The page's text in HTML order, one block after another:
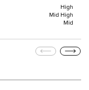
High
Mid High
Mid